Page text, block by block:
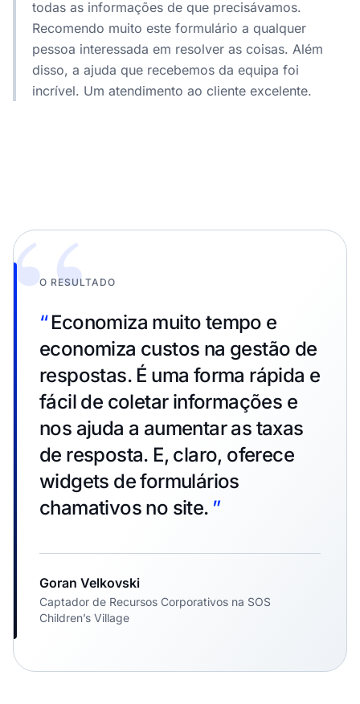
todas as informações de que precisávamos.
Recomendo muito este formulário a qualquer
pessoa interessada em resolver as coisas. Além
disso, a ajuda que recebemos da equipa foi
incrível. Um atendimento ao cliente excelente.
“
O RESULTADO
“Economiza muito tempo e
economiza custos na gestão de
respostas. É uma forma rápida e
fácil de coletar informações e
nos ajuda a aumentar as taxas
de resposta. E, claro, oferece
widgets de formulários
chamativos no site. ”
Goran Velkovski
Captador de Recursos Corporativos na SOS
Children’s Village